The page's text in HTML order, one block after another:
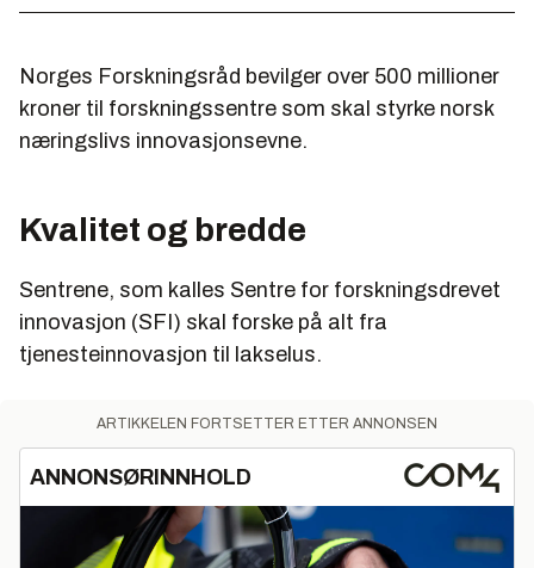
Norges Forskningsråd bevilger over 500 millioner
kroner til forskningssentre som skal styrke norsk
næringslivs innovasjonsevne.
Kvalitet og bredde
Sentrene, som kalles Sentre for forskningsdrevet
innovasjon (SFI) skal forske på alt fra
tjenesteinnovasjon til lakselus.
ARTIKKELEN FORTSETTER ETTER ANNONSEN
ANNONSØRINNHOLD